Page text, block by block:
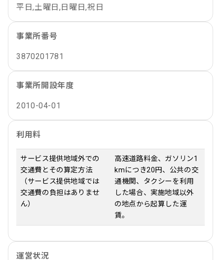
平日,土曜日,日曜日,祝日
事業所番号
3870201781
事業所開設年度
2010-04-01
利用料
サービス提供地域外での
交通費とその算定方法
（サービス提供地域では
交通費の負担はありませ
ん）
高速道路料金、ガソリン1
kmにつき20円、公共の交
通機関、タクシーを利用
した場合、実施地域以外
の地点から起算した運
賃。
運営状況